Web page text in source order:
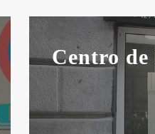
Centro de